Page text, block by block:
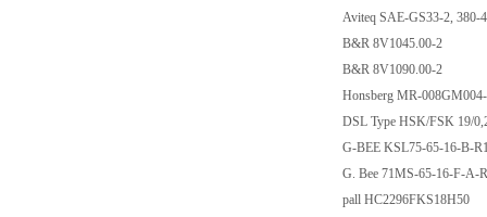
Aviteq SAE-GS33-2,
B&R 8V1045.00-2
B&R 8V1090.00-2
Honsberg MR-
DSL Type HSK/FSK
G-BEE KSL75-65-
G. Bee 71MS-65-16-
pall